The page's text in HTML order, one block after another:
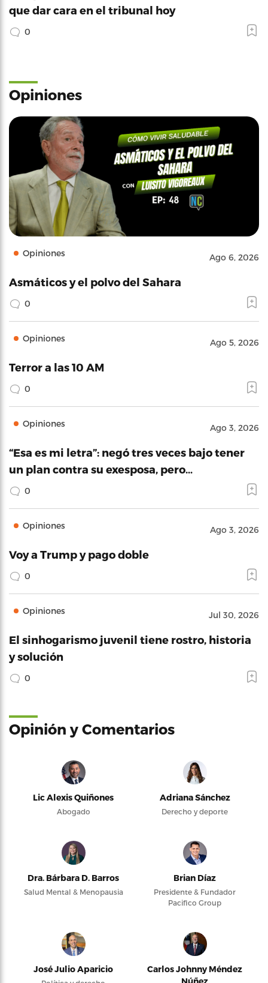
que dar cara en el tribunal hoy
0
Opiniones
Opiniones Ago 6, 2026
Asmáticos y el polvo del Sahara
0
Opiniones Ago 5, 2026
Terror a las 10 AM
0
Opiniones Ago 3, 2026
“Esa es mi letra”: negó tres veces bajo tener
un plan contra su exesposa, pero…
0
Opiniones Ago 3, 2026
Voy a Trump y pago doble
0
Opiniones Jul 30, 2026
El sinhogarismo juvenil tiene rostro, historia
y solución
0
Opinión y Comentarios
Lic Alexis Quiñones
Abogado
Adriana Sánchez
Derecho y deporte
Dra. Bárbara D. Barros
Salud Mental & Menopausia
Brian Díaz
Presidente & Fundador
Pacifico Group
José Julio Aparicio
Carlos Johnny Méndez
Núñez